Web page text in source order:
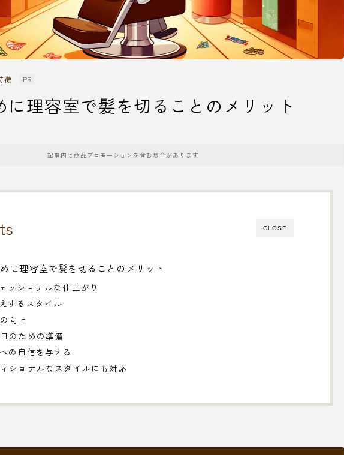
徴 PR
に理容室で髪を切ることのメリット
記事内に商品プロモーションを含む場合があります
CLOSE
に理容室で髪を切ることのメリット
ッショナルな仕上がり
するスタイル
向上
のための準備
の自信を与える
ショナルなスタイルにも対応